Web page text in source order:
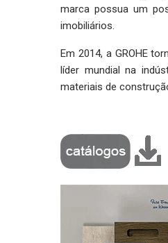
marca possua um
imobiliários.
Em 2014, a GROHE
líder mundial na
materiais de